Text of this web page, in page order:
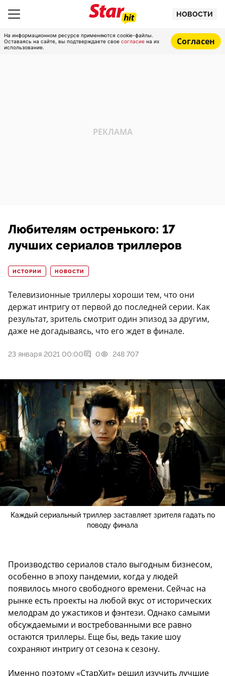
НОВОСТИ
На информационном ресурсе применяются cookie-файлы.
Оставаясь на сайте, вы подтверждаете свое согласие на их
использование.
Согласен
Любителям остренького: 17
лучших сериалов триллеров
ИСТОРИИ НОВОСТИ
Телевизионные триллеры хороши тем, что они
держат интригу от первой до последней серии. Как
результат, зритель смотрит один эпизод за другим,
даже не догадываясь, что его ждет в финале.
23 января 2021 00:00 0 248 707
Каждый сериальный триллер заставляет зрителя гадать по
поводу финала
Производство сериалов стало выгодным бизнесом,
особенно в эпоху пандемии, когда у людей
появилось много свободного времени. Сейчас на
рынке есть проекты на любой вкус от исторических
мелодрам до ужастиков и фэнтези. Однако самыми
обсуждаемыми и востребованными все равно
остаются триллеры. Еще бы, ведь такие шоу
сохраняют интригу от сезона к сезону.
Именно поэтому «СтарХит» решил изучить лучшие